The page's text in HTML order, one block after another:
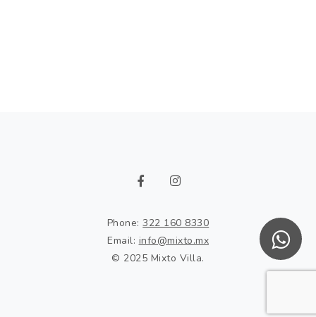
Phone:322 160 8330
Email: info@mixto.mx
© 2025 Mixto Villa.